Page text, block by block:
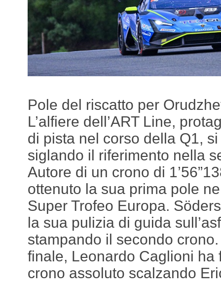
Pole del riscatto per
L’alfiere dell’ART Line,
di pista nel corso della Q1,
siglando il riferimento nella
Autore di un crono di
ottenuto la sua prima pole
Super Trofeo Europa.
la sua pulizia di guida
stampando il secondo
finale, Leonardo Caglioni ha
crono assoluto scalzando